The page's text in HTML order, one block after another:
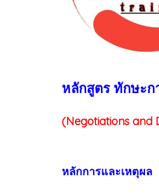
หลักสูตร ทักษะก
(Negotiations and
หลักการและเหตุผล